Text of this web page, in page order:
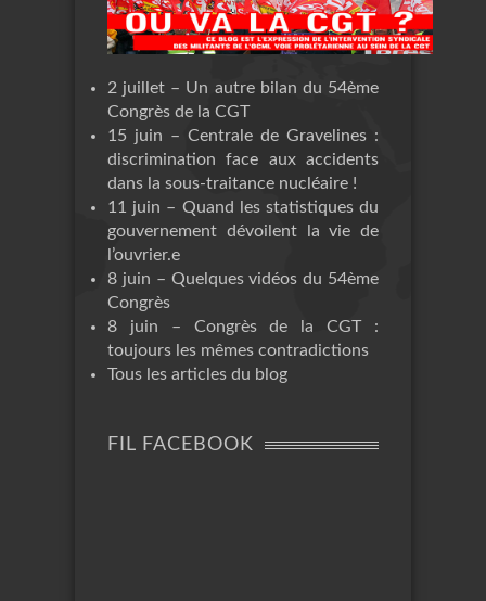
2 juillet – Un autre bilan du 54ème
Congrès de la CGT
15 juin – Centrale de Gravelines :
discrimination face aux accidents
dans la sous-traitance nucléaire !
11 juin – Quand les statistiques du
gouvernement dévoilent la vie de
l’ouvrier.e
8 juin – Quelques vidéos du 54ème
Congrès
8 juin – Congrès de la CGT :
toujours les mêmes contradictions
Tous les articles du blog
FIL FACEBOOK